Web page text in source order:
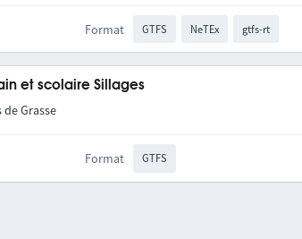
Format GTFS NeTEx gtfs-rt
et scolaire Sillages
de Grasse
Format GTFS